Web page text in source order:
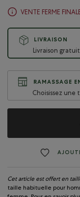
VENTE FERME
LIVRAISON
Livraison
RAMASSAGE
Choisissez une
Cet article est offert en
taille habituelle pour